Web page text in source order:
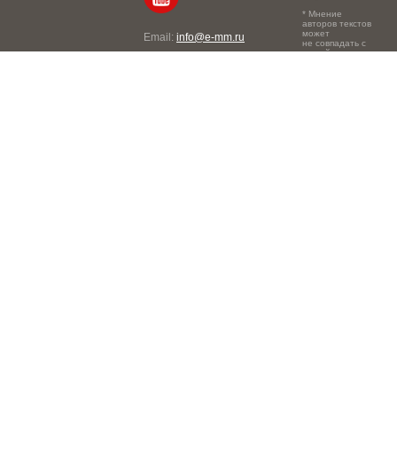
Email: info@e-mm.ru
* Мнение
авторов текстов
может
не совпадать с
точкой зрения